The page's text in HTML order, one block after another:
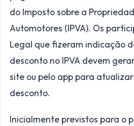
do Imposto sobre a
Automotores (IPVA). Os
Legal que fizeram indicação
desconto no IPVA devem
site ou pelo app para
desconto.
Inicialmente previstos para o